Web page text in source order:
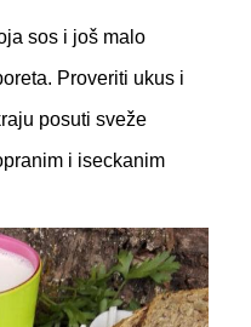
sos i još malo
Proveriti ukus i
posuti sveže
i iseckanim